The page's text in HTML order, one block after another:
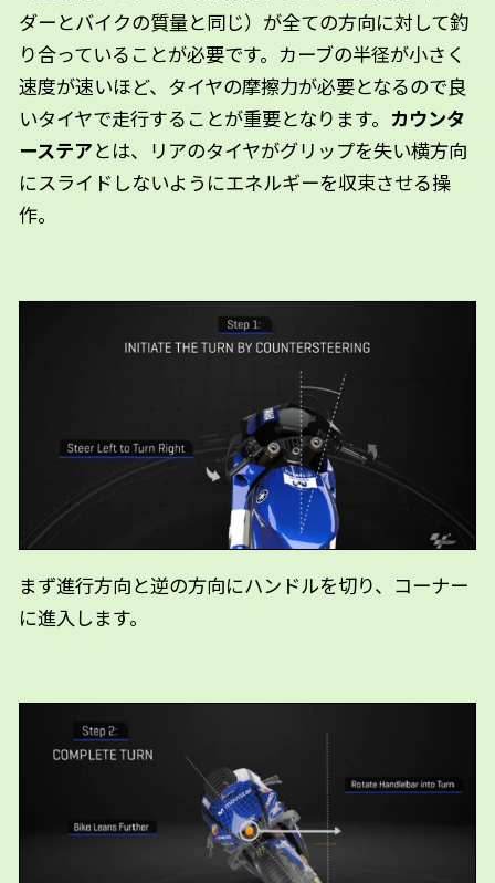
ダーとバイクの質量と同じ）が全ての方向に対して釣
り合っていることが必要です。 カーブの半径が小さく
速度が速いほど、タイヤの摩擦力が必要となるので良
いタイヤで走行することが重要となります。 カウンタ
ーステアとは、リアのタイヤがグリップを失い横方向
にスライドしないようにエネルギーを収束させる操
作。
まず進行方向と逆の方向にハンドルを切り、コーナー
に進入します。